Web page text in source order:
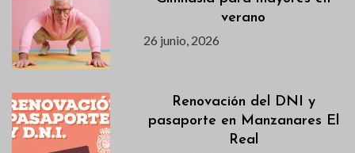
verano
26 junio, 2026
Renovación del DNI y
pasaporte en Manzanares El
Real